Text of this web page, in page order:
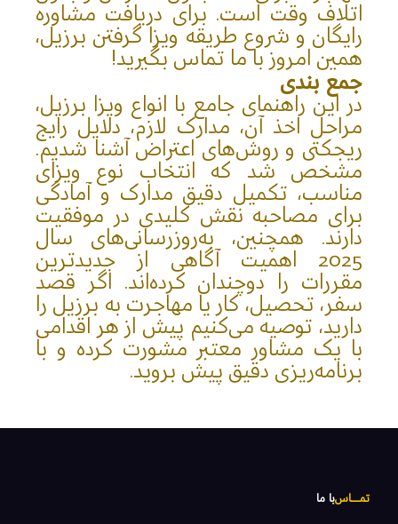
اتلاف وقت است. برای دریافت مشاوره
رایگان و شروع طریقه ویزا گرفتن برزیل،
همین امروز با ما تماس بگیرید!
جمع بندی
در این راهنمای جامع با انواع ویزا برزیل،
مراحل اخذ آن، مدارک لازم، دلایل رایج
ریجکتی و روش‌های اعتراض آشنا شدیم.
مشخص شد که انتخاب نوع ویزای
مناسب، تکمیل دقیق مدارک و آمادگی
برای مصاحبه نقش کلیدی در موفقیت
دارند. همچنین، به‌روزرسانی‌های سال
2025 اهمیت آگاهی از جدیدترین
مقررات را دوچندان کرده‌اند. اگر قصد
سفر، تحصیل، کار یا مهاجرت به برزیل را
دارید، توصیه می‌کنیم پیش از هر اقدامی
با یک مشاور معتبر مشورت کرده و با
برنامه‌ریزی دقیق پیش بروید.
تمـــــاسبا ما